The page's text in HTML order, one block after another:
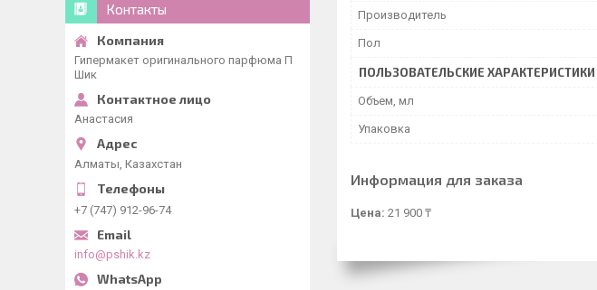
Производитель
Пол
ПОЛЬЗОВАТЕЛЬСКИЕ ХАРАКТЕРИСТИКИ
Объем, мл
Упаковка
Информация для заказа
Цена: 21 900 ₸
Контакты
Гипермакет оригинального парфюма П
Шик
Анастасия
Алматы, Казахстан
+7 (747) 912-96-74
info@pshik.kz